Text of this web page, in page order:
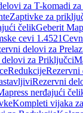
za T-komadi za
Zaptivke za
čelikGeberit
cevi 1.4521
delovi za
za Priključci
RedukcijeRezervni
Rezervni
nerđajući
Kompleti vijaka